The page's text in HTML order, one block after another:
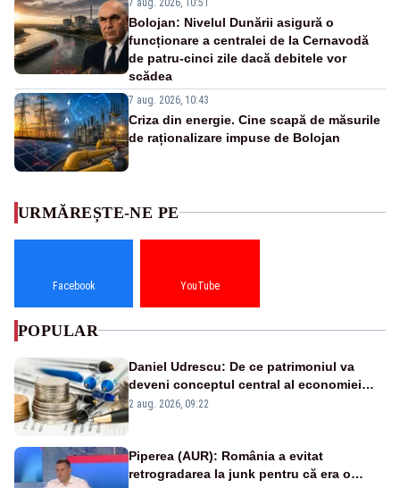
Bolojan: Nivelul Dunării asigură o
funcționare a centralei de la Cernavodă
de patru-cinci zile dacă debitele vor
scădea
7 aug. 2026, 10:43
Criza din energie. Cine scapă de măsurile
de raționalizare impuse de Bolojan
URMĂREȘTE-NE PE
Facebook YouTube
POPULAR
Daniel Udrescu: De ce patrimoniul va
deveni conceptul central al economiei
viitoare?
2 aug. 2026, 09:22
Piperea (AUR): România a evitat
retrogradarea la junk pentru că era o